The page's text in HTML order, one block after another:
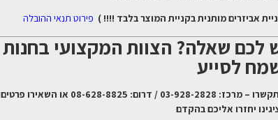
אביזרים מותנית בקניית המוצר בלבד !!!! ) פירוט תנאי ההובלה
לכם שאלה? הצוות המקצועי בחנות
לסייע
התקשרו – מרכז: 03-928-2828 / דרום: 08-628-8825 או השאירו פרטים
יחזרו אליכם בהקדם